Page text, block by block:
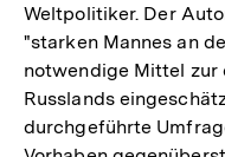
Weltpolitiker. Der
"starken Mannes an
notwendige Mittel zur
Russlands
durchgeführte